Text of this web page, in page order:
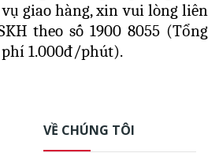
giao hàng, xin vui lòng liên
theo số 1900 8055 (Tổng
1.000đ/phút).
VỀ CHÚNG TÔI